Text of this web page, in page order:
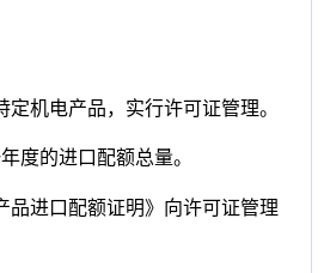
机电产品，实行许可证管理。
度的进口配额总量。
进口配额证明》向许可证管理